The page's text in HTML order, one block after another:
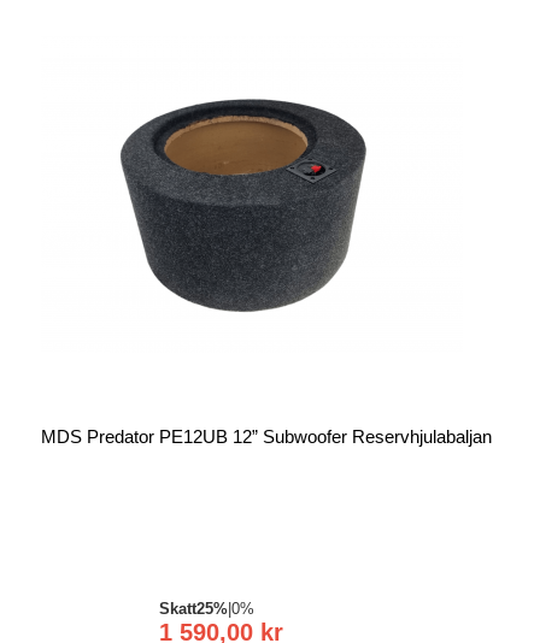
MDS Predator PE12UB 12” Subwoofer Reservhjulabaljan
1 590,00 kr
Skatt25% 0%